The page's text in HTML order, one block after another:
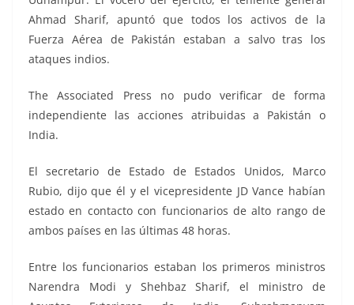
Ahmad Sharif, apuntó que todos los activos de la
Fuerza Aérea de Pakistán estaban a salvo tras los
ataques indios.
The Associated Press no pudo verificar de forma
independiente las acciones atribuidas a Pakistán o
India.
El secretario de Estado de Estados Unidos, Marco
Rubio, dijo que él y el vicepresidente JD Vance habían
estado en contacto con funcionarios de alto rango de
ambos países en las últimas 48 horas.
Entre los funcionarios estaban los primeros ministros
Narendra Modi y Shehbaz Sharif, el ministro de